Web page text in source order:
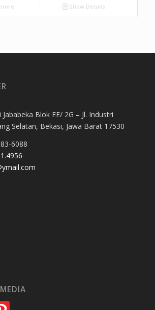
Show Details
Blok EE/ 2G – Jl. Industri
Selatan, Bekasi, Jawa Barat 17530
6088